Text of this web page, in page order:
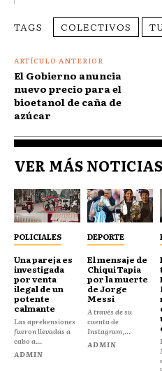
TAGS COLECTIVOS
ARTÍCULO ANTERIOR
El Gobierno anuncia
nuevo precio para el
bioetanol de caña de
azúcar
VER MÁS NOTICIAS
POLICIALES
Una pareja es
investigada
por venta
ilegal de un
potente
calmante
Las aprehensiones
fueron llevadas a
cabo a...
ADMIN
DEPORTE
El mensaje de
Chiqui Tapia
por la muerte
de Jorge
Messi
A través de su
cuenta de
Instagram,...
ADMIN